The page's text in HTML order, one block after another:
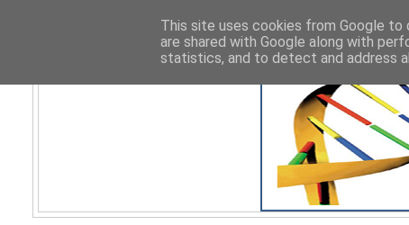
This site uses cookies from Google to
are shared with Google along with
statistics, and to detect and address